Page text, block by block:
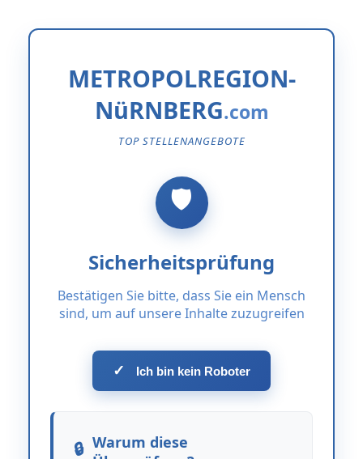
METROPOLREGION-
NüRNBERG
TOP STELLENANGEBOTE
Sicherheitsprüfung
Bestätigen Sie bitte, dass Sie ein Mensch
sind, um auf unsere Inhalte zuzugreifen
✓ Ich bin kein Roboter
Warum diese